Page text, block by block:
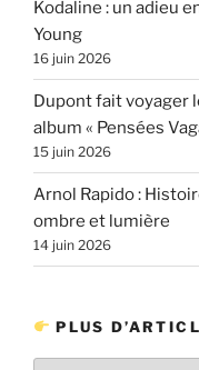
Kodaline : un adieu
Young
16 juin 2026
Dupont fait voyager
album « Pensées
15 juin 2026
Arnol Rapido :
ombre et lumière
14 juin 2026
PLUS